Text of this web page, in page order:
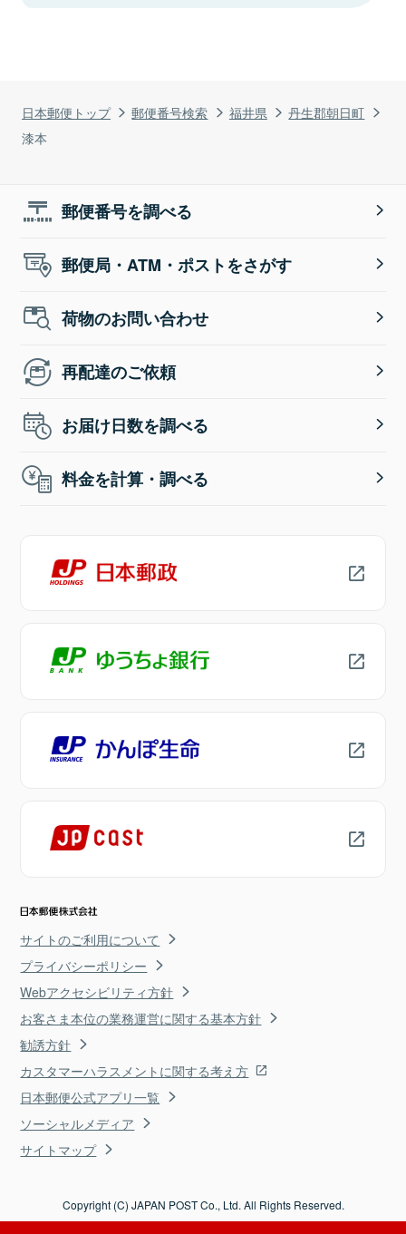
日本郵便トップ 郵便番号検索 福井県
丹生郡朝日町
漆本
郵便番号を調べる
郵便局・ATM・ポストをさがす
荷物のお問い合わせ
再配達のご依頼
お届け日数を調べる
料金を計算・調べる
サイトのご利用について
プライバシーポリシー
Webアクセシビリティ方針
お客さま本位の業務運営に関する基本方針
勧誘方針
カスタマーハラスメントに関する考え方
日本郵便公式アプリ一覧
ソーシャルメディア
サイトマップ
Copyright (C) JAPAN POST Co., Ltd. All Rights Reserved.